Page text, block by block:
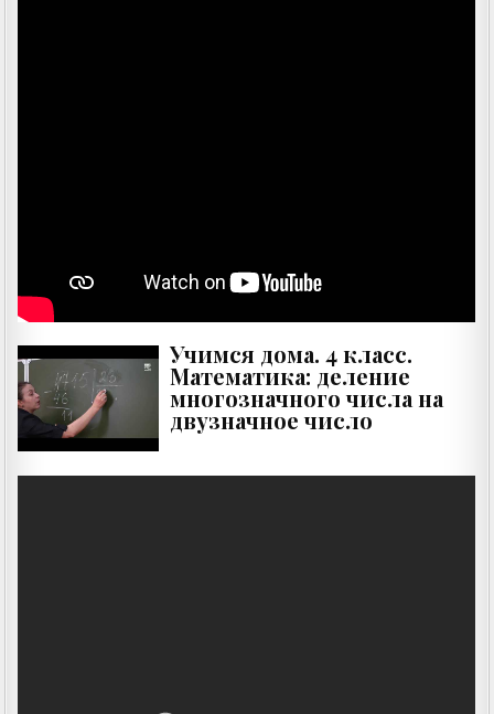
Учимся дома. 4 класс.
Математика: деление
многозначного числа на
двузначное число